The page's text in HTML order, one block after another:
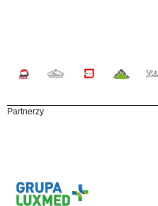
Partnerzy